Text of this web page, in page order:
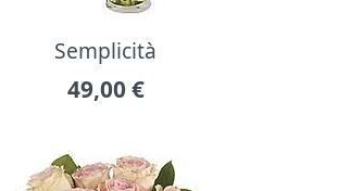
Semplicità
49,00 €